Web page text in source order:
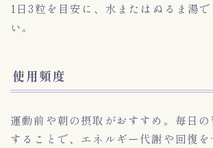
1日3粒を目安に、水またはぬるま湯
い。
使用頻度
運動前や朝の摂取がおすすめ。毎日
することで、エネルギー代謝や回復を